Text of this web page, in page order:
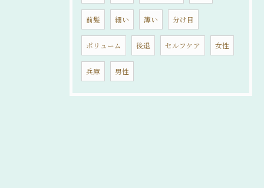
前髪 細い 薄い 分け目
ボリューム 後退 セルフケア 女性
兵庫 男性